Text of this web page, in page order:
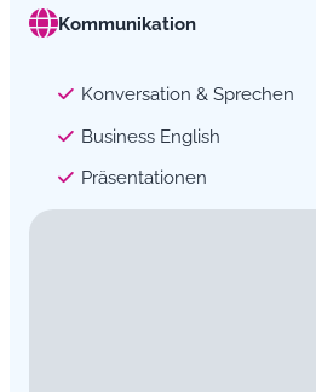
Kommunikation
Konversation & Sprechen
Business English
Präsentationen